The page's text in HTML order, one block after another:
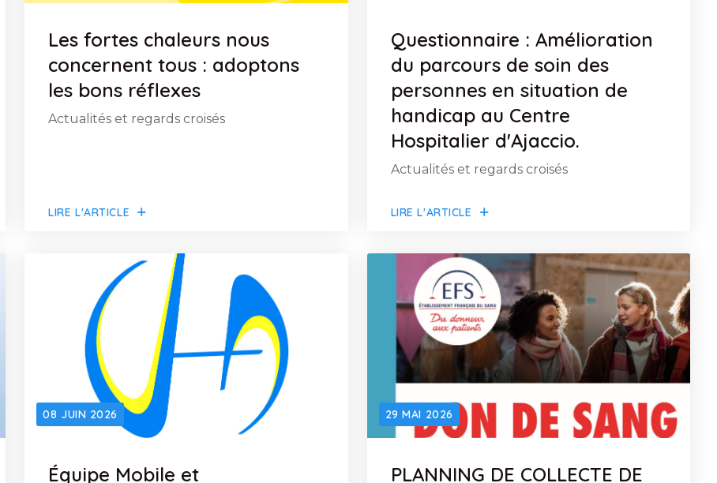
LIRE L'ARTICLE
Les fortes chaleurs nous
concernent tous : adoptons
les bons réflexes
Actualités et regards croisés
LIRE L'ARTICLE
Questionnaire : Amélioration
du parcours de soin des
personnes en situation de
handicap au Centre
Hospitalier d'Ajaccio.
Actualités et regards croisés
08 JUIN 2026
Équipe Mobile et
29 MAI 2026
PLANNING DE COLLECTE DE